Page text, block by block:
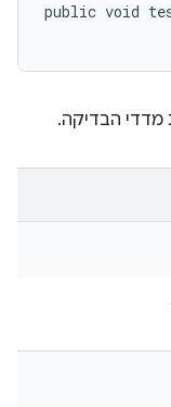
public void
מדדי הבדיקה.